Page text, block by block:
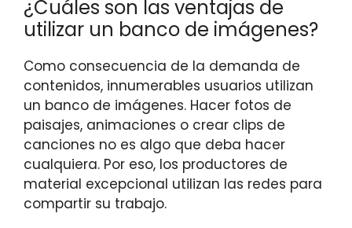
¿Cuáles son las ventajas de
utilizar un banco de imágenes?
Como consecuencia de la demanda de
contenidos, innumerables usuarios utilizan
un banco de imágenes. Hacer fotos de
paisajes, animaciones o crear clips de
canciones no es algo que deba hacer
cualquiera. Por eso, los productores de
material excepcional utilizan las redes para
compartir su trabajo.